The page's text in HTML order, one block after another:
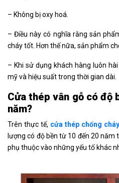
– Không bị oxy hoá.
– Điều này có nghĩa rằng sản
cháy tốt. Hơn thế nữa, sản phẩm
– Khi sử dụng khách hàng luôn
mỹ và hiệu suất trong thời gian dài.
Cửa thép vân gỗ có độ
năm?
Trên thực tế, cửa thép chống cháy
lượng có độ bền từ 10 đến 20 năm
phụ thuộc vào những yếu tố khác